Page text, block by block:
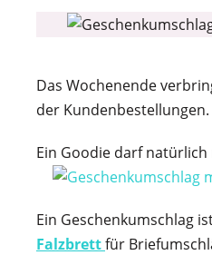
Das Wochenende
der Kundenbestellungen.
Ein Goodie darf
Ein Geschenkumschlag
Falzbrettfür